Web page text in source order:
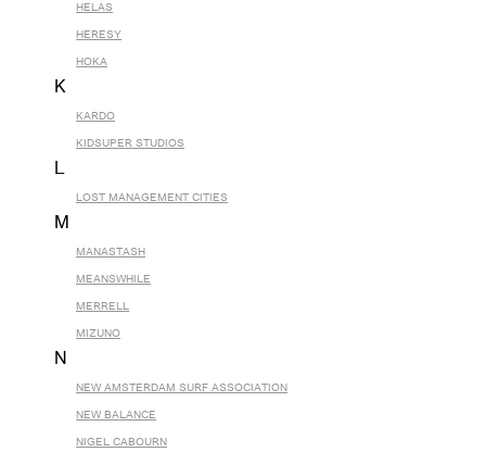
HELAS
HERESY
HOKA
K
KARDO
KIDSUPER STUDIOS
L
LOST MANAGEMENT CITIES
M
MANASTASH
MEANSWHILE
MERRELL
MIZUNO
N
NEW AMSTERDAM SURF ASSOCIATION
NEW BALANCE
NIGEL CABOURN